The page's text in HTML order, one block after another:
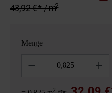
43,92 €* / m2
Menge
2